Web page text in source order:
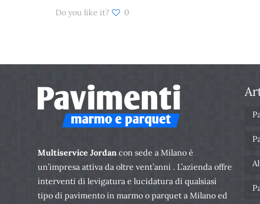
Do you like it? 0
Multiservice Jordan con sede a Milano è
un’impresa attiva da oltre vent’anni . L’azienda offre
interventi di levigatura e lucidatura di qualsiasi
tipo di pavimento in marmo o parquet a Milano ed